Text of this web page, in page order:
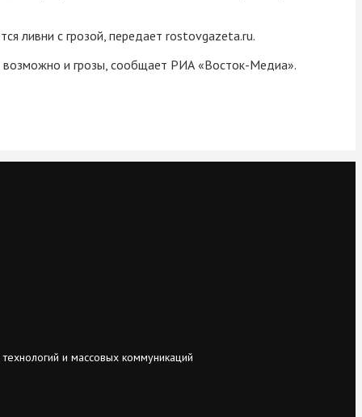
ливни с грозой, передает rostovgazeta.ru.
возможно и грозы, сообщает РИА «Восток-Медиа».
и массовых коммуникаций